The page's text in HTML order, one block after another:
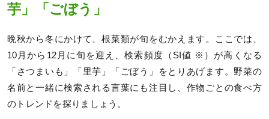
芋」「ごぼう」
晩秋から冬にかけて、根菜類が旬をむかえます。ここでは、
10月から12月に旬を迎え、検索頻度（SI値 ※）が高くなる
「さつまいも」「里芋」「ごぼう」をとりあげます。野菜の
名前と一緒に検索される言葉にも注目し、作物ごとの食べ方
のトレンドを探りましょう。